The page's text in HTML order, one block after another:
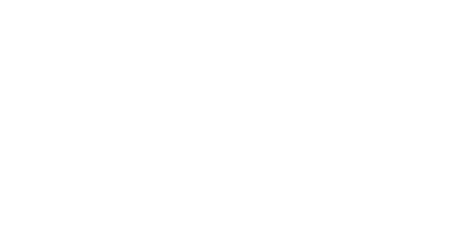
pentru tavan sunt ideale ca
fisuri, denivelări sau alte
și rezistente la umiditate,
este nevoie să instalați
aplică foarte ușor cu adeziv.
într-un element unic.
considerabil aspectul vizual al spațiului, conferindu-i un plus de caracter și creând o atmosferă confortabilă și plăcută. Amenajările
rustic este că, dacă doriți să amenajați întreaga casă sau să folosiți doar câteva elemente care să se integreze în decorul camerei
sau mai puțin, în funcție de cât de evidente sunt elementele. Este un stil simplu, cu elemente decorative cu aspect uzat. Pentru a realiza
vin în ajutor.
și rafinament designului
materiale, cum ar fi gips,
arhitecturale clasice sau
proiectează dintr-un perete
o etajeră sau un balcon.
este estetic, contribuind
lemn, poliuretan sau beton și
în decoruri moderne. Detaliile
adăugând un accent de
atmosfera unei încăperi. De
durabil, rezistent la
populară pentru cei care doresc să aducă un aspect rustic sau industrial în interiorul casei lor. Acest tip de panou oferă o soluție elegantă și
instalării cărămizilor reale.
în diverse nuanțe pentru a se potrivi cu stilul dorit. Acestea pot fi utilizate pe pereți, accentuând zone precum livingul, bucătăria sau
transforma rapid atmosfera unui spațiu.